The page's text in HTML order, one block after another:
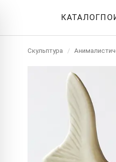
КАТАЛОГ
Скульптура /